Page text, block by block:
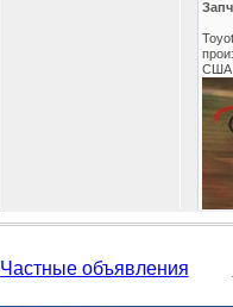
Частные объявления